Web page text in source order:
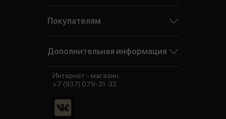
Покупателям
Дополнительная информация
Интернет - магазин:
+7 (937) 079-31-32